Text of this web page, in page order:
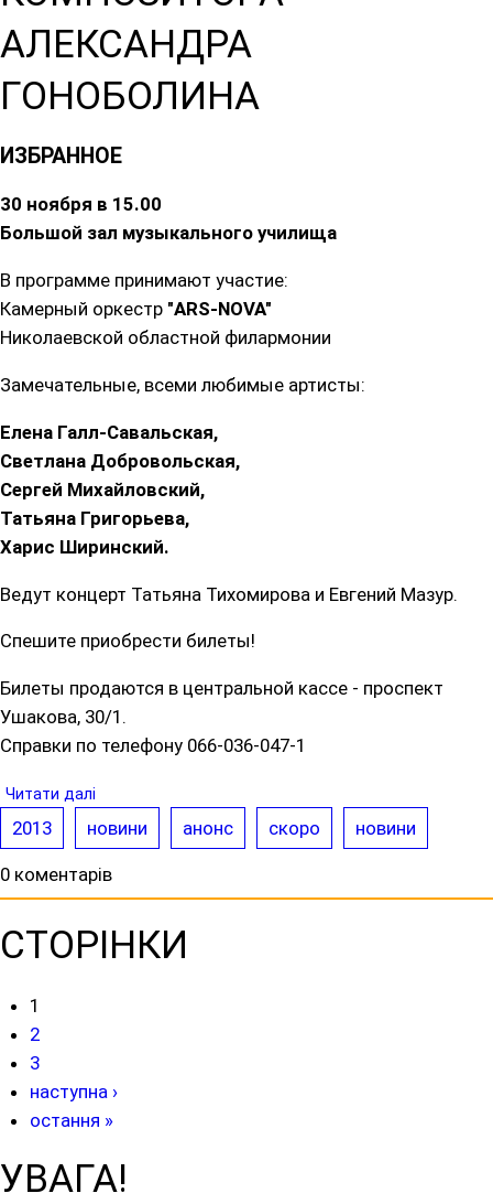
АЛЕКСАНДРА
ГОНОБОЛИНА
ИЗБРАННОЕ
30 ноября в 15.00
Большой зал музыкального училища
В программе принимают участие:
Камерный оркестр "ARS-NOVA"
Николаевской областной филармонии
Замечательные, всеми любимые артисты:
Елена Галл-Савальская,
Светлана Добровольская,
Сергей Михайловский,
Татьяна Григорьева,
Харис Ширинский.
Ведут концерт Татьяна Тихомирова и Евгений Мазур.
Спешите приобрести билеты!
Билеты продаются в центральной кассе - проспект
Ушакова, 30/1.
Справки по телефону 066-036-047-1
Читати далі
2013 новини анонс скоро новини
0 коментарів
СТОРІНКИ
1
2
3
наступна ›
остання »
УВАГА!